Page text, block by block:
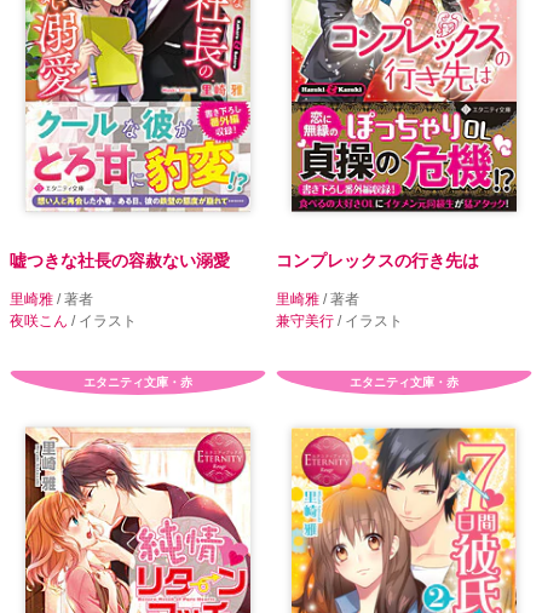
嘘つきな社長の容赦ない溺愛
里崎雅 / 著者
夜咲こん / イラスト
コンプレックスの行き先は
里崎雅 / 著者
兼守美行 / イラスト
エタニティ文庫・赤 エタニティ文庫・赤